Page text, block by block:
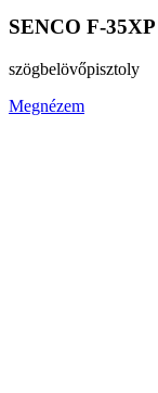
SENCO F-35XP
szögbelövőpisztoly
Megnézem